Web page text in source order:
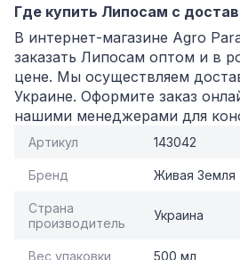
Где купить Липосам с
В интернет-магазине Agro
заказать Липосам оптом и в
цене. Мы осуществляем
Украине. Оформите заказ
нашими менеджерами для
Артикул 143042
Бренд Живая Земля
Страна
производитель
Украина
Вес упаковки 500 мл